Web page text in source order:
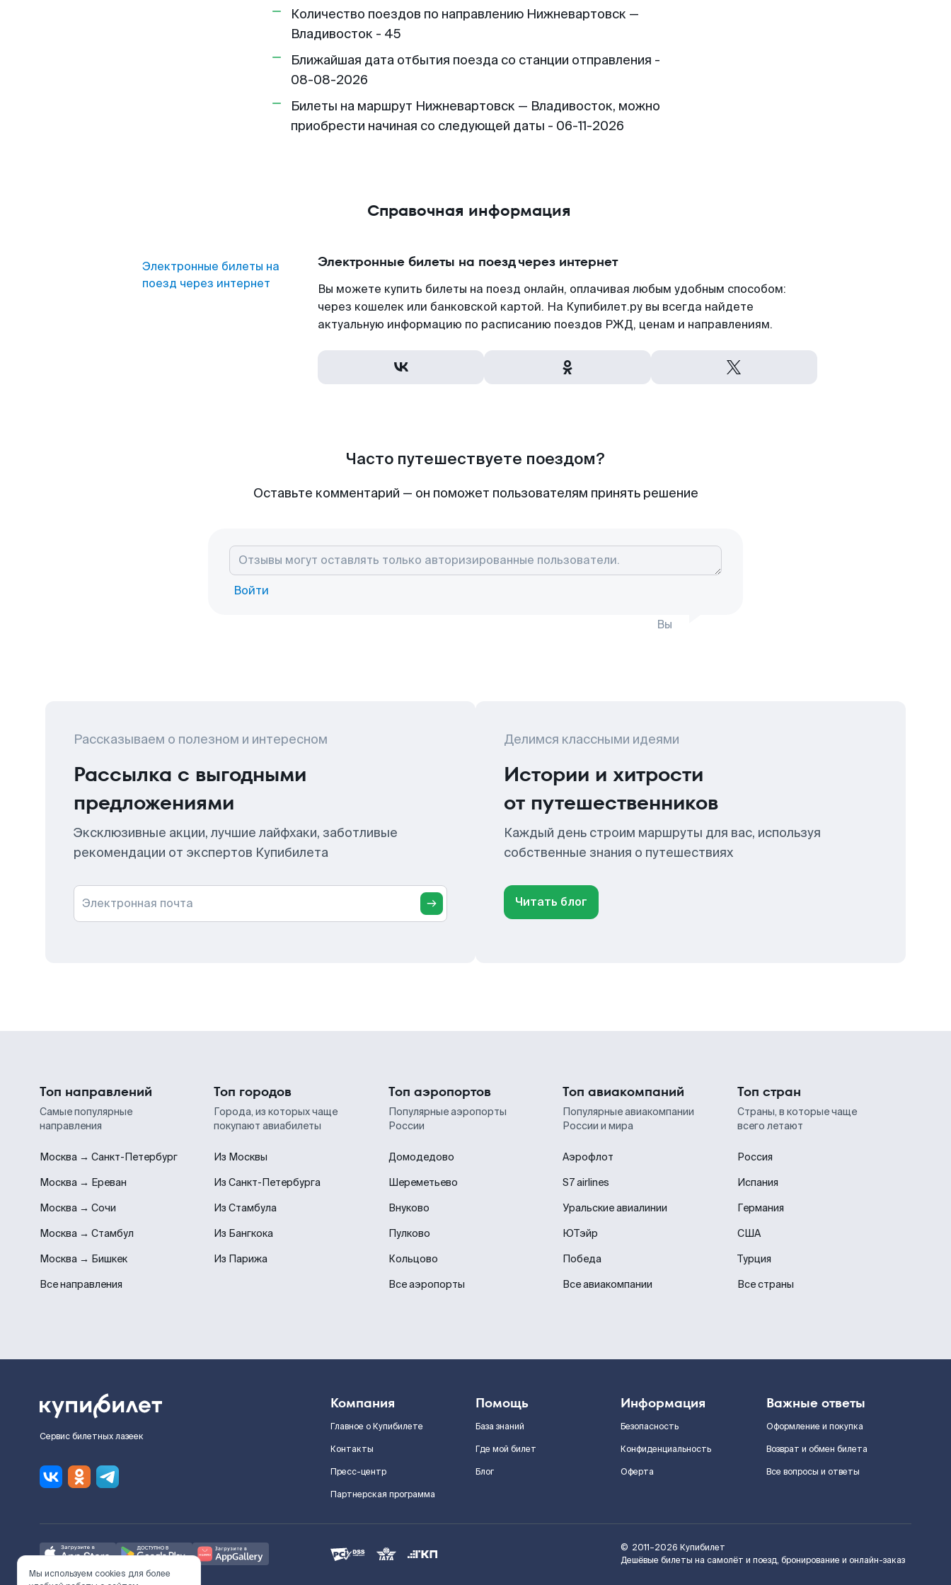
Количество поездов по направлению Нижневартовск —
Владивосток - 45
Ближайшая дата отбытия поезда со станции отправления -
08-08-2026
Билеты на маршрут Нижневартовск — Владивосток, можно
приобрести начиная со следующей даты - 06-11-2026
Справочная информация
Электронные билеты на
поезд через интернет
Электронные билеты на поезд через интернет
Вы можете купить билеты на поезд онлайн, оплачивая любым удобным способом:
через кошелек или банковской картой. На Купибилет.ру вы всегда найдете
актуальную информацию по расписанию поездов РЖД, ценам и направлениям.
Часто путешествуете поездом?
Оставьте комментарий — он поможет пользователям принять решение
Войти
Вы
Рассказываем о полезном и интересном
Рассылка с выгодными
предложениями
Эксклюзивные акции, лучшие лайфхаки, заботливые
рекомендации от экспертов Купибилета
Электронная почта
Делимся классными идеями
Истории и хитрости
от путешественников
Каждый день строим маршруты для вас, используя
собственные знания о путешествиях
Читать блог
Топ направлений
Самые популярные
направления
Москва → Санкт-Петербург
Москва → Ереван
Москва → Сочи
Москва → Стамбул
Москва → Бишкек
Все направления
Топ городов
Города, из которых чаще
покупают авиабилеты
Из Москвы
Из Санкт-Петербурга
Из Стамбула
Из Бангкока
Из Парижа
Топ аэропортов
Популярные аэропорты
России
Домодедово
Шереметьево
Внуково
Пулково
Кольцово
Все аэропорты
Топ авиакомпаний
Популярные авиакомпании
России и мира
Аэрофлот
S7 airlines
Уральские авиалинии
ЮТэйр
Победа
Все авиакомпании
Топ стран
Страны, в которые чаще
всего летают
Россия
Испания
Германия
США
Турция
Все страны
Сервис билетных лазеек
Компания
Главное о Купибилете
Контакты
Пресс-центр
Партнерская программа
Помощь
База знаний
Где мой билет
Блог
Информация
Безопасность
Конфиденциальность
Оферта
Важные ответы
Оформление и покупка
Возврат и обмен билета
Все вопросы и ответы
© 2011–2026 Купибилет
Дешёвые билеты на самолёт и поезд, бронирование и онлайн-заказ
Мы используем cookies для более